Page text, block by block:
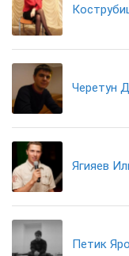
Черетун
Ягияев
Петик